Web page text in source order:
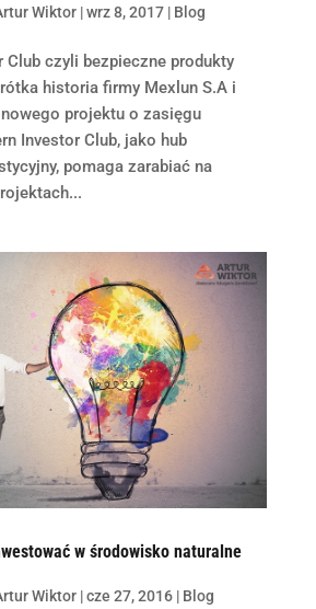
Wiktor|wrz 8, 2017| Blog
Club czyli bezpieczne produkty
historia firmy Mexlun S.A i
projektu o zasięgu
Investor Club, jako hub
pomaga zarabiać na
w środowisko naturalne
Wiktor|cze 27, 2016| Blog